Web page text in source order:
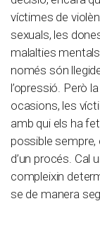
víctimes de
sexuals, les
malalties
només són
l’opressió. Però
ocasions, les
amb qui els ha
possible
d’un procés. Cal
compleixin
se de manera